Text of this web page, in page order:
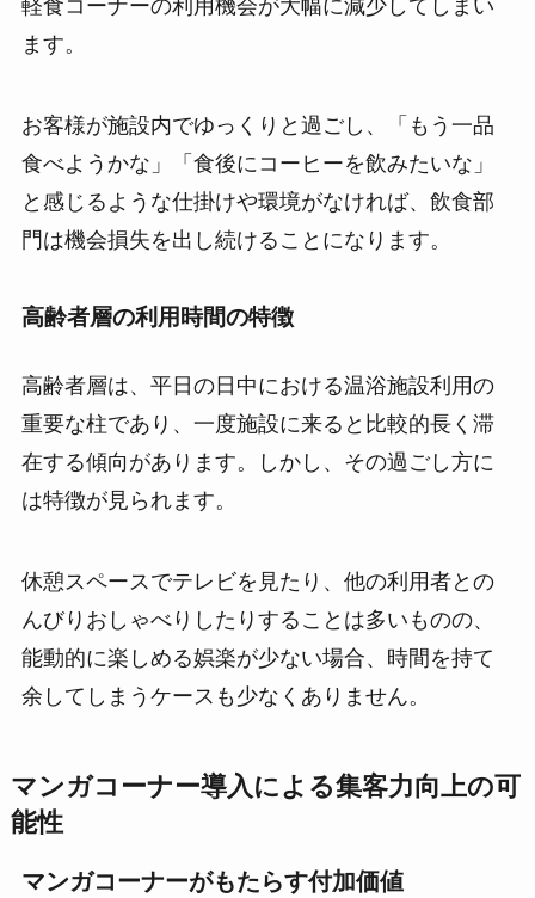
軽食コーナーの利用機会が大幅に減少してしまい
ます。
お客様が施設内でゆっくりと過ごし、「もう一品
食べようかな」「食後にコーヒーを飲みたいな」
と感じるような仕掛けや環境がなければ、飲食部
門は機会損失を出し続けることになります。
高齢者層の利用時間の特徴
高齢者層は、平日の日中における温浴施設利用の
重要な柱であり、一度施設に来ると比較的長く滞
在する傾向があります。しかし、その過ごし方に
は特徴が見られます。
休憩スペースでテレビを見たり、他の利用者との
んびりおしゃべりしたりすることは多いものの、
能動的に楽しめる娯楽が少ない場合、時間を持て
余してしまうケースも少なくありません。
マンガコーナー導入による集客力向上の可
能性
マンガコーナーがもたらす付加価値